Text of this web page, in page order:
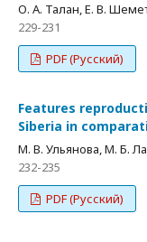
О. А. Талан, Е. В.
229-231
PDF (Русский)
Features
Siberia in
M. В. Ульянова, М. Б.
232-235
PDF (Русский)